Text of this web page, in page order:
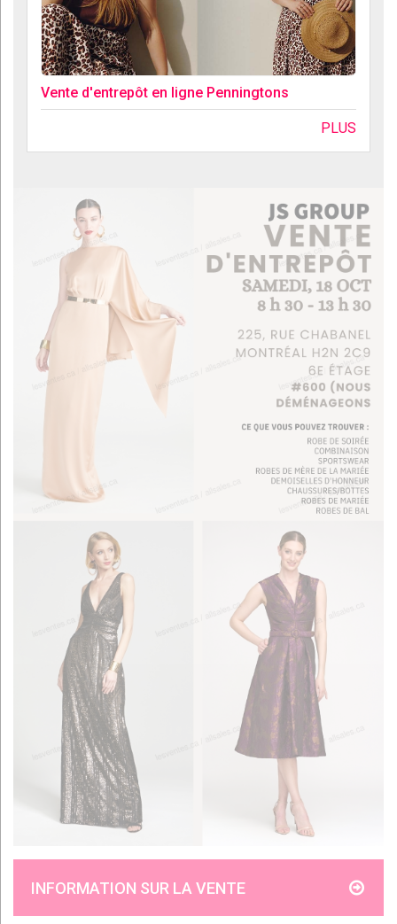
Vente d'entrepôt en ligne Penningtons
PLUS
INFORMATION SUR LA VENTE